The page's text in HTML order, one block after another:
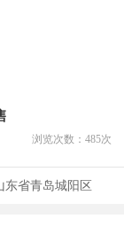
浏览次数： 485次
东省青岛城阳区